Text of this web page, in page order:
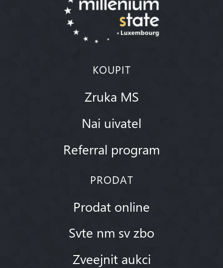
KOUPIT
Zruka MS
Nai uivatel
Referral program
PRODAT
Prodat online
Svte nm sv zbo
Zveejnit aukci